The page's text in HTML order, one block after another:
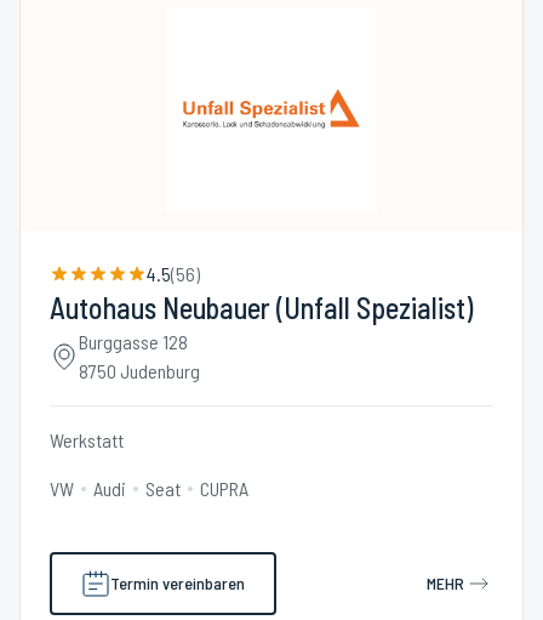
4.5(56)
Autohaus Neubauer (Unfall Spezialist)
Burggasse 128
8750 Judenburg
Werkstatt
VW Audi Seat CUPRA
Termin vereinbaren MEHR